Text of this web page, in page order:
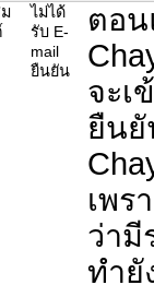
ไม่ได้
รับ E-
mail
ยืนยัน
ตอน
จะเ
ยืนยั
เพร
ว่ามี
ทำยั